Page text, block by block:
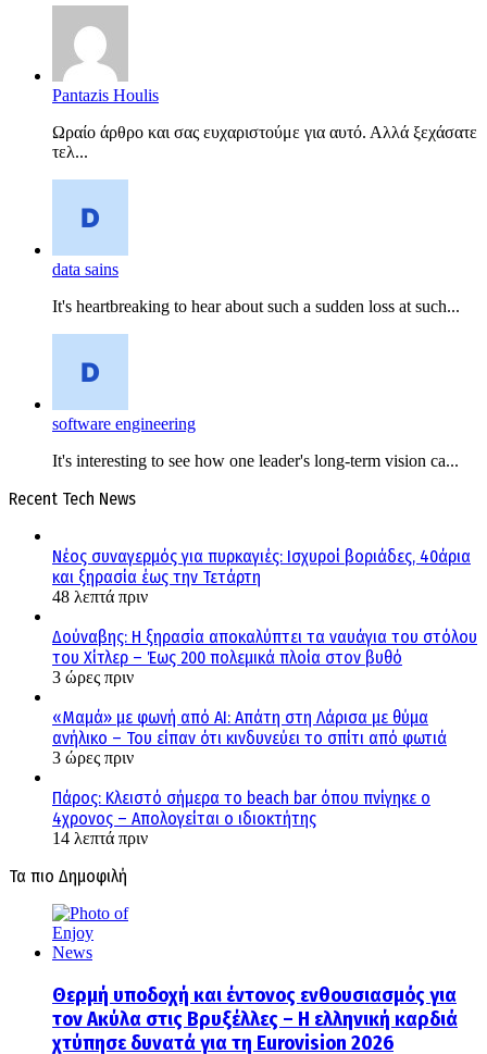
Pantazis Houlis
Ωραίο άρθρο και σας ευχαριστούμε για αυτό. Αλλά ξεχάσατε
τελ...
data sains
It's heartbreaking to hear about such a sudden loss at such...
software engineering
It's interesting to see how one leader's long-term vision ca...
Recent Tech News
Νέος συναγερμός για πυρκαγιές: Ισχυροί βοριάδες, 40άρια
και ξηρασία έως την Τετάρτη
48 λεπτά πριν
Δούναβης: Η ξηρασία αποκαλύπτει τα ναυάγια του στόλου
του Χίτλερ – Έως 200 πολεμικά πλοία στον βυθό
3 ώρες πριν
«Μαμά» με φωνή από AI: Απάτη στη Λάρισα με θύμα
ανήλικο – Του είπαν ότι κινδυνεύει το σπίτι από φωτιά
3 ώρες πριν
Πάρος: Κλειστό σήμερα το beach bar όπου πνίγηκε ο
4χρονος – Απολογείται ο ιδιοκτήτης
14 λεπτά πριν
Τα πιο Δημοφιλή
Θερμή υποδοχή και έντονος ενθουσιασμός για
τον Ακύλα στις Βρυξέλλες – Η ελληνική καρδιά
χτύπησε δυνατά για τη Eurovision 2026